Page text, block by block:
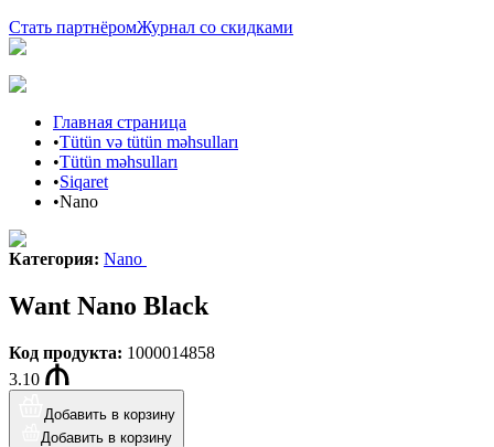
Стать партнёромЖурнал со скидками
Главная страница
•Tütün və tütün məhsulları
•Tütün məhsulları
•Siqaret
•Nano
Категория: Nano
Want Nano Black
Код продукта: 1000014858
3.10
Добавить в корзину
Добавить в корзину